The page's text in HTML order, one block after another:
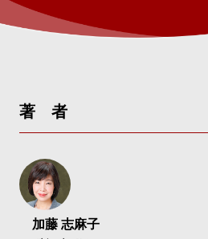
著 者
加藤 志麻子